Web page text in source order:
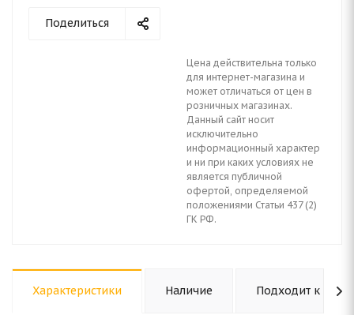
Поделиться
Цена действительна только
для интернет-магазина и
может отличаться от цен в
розничных магазинах.
Данный сайт носит
исключительно
информационный характер
и ни при каких условиях не
является публичной
офертой, определяемой
положениями Статьи 437 (2)
ГК РФ.
Характеристики Наличие Подходит к авто